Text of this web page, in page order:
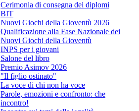
Cerimonia di consegna dei diplomi
BIT
Nuovi Giochi della Gioventù 2026
Qualificazione alla Fase Nazionale dei
Nuovi Giochi della Gioventù
INPS per i giovani
Salone del libro
Premio Asimov 2026
"Il figlio ostinato"
La voce di chi non ha voce
Parole, emozioni e confronto: che
incontro!